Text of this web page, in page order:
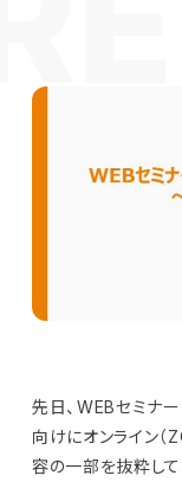
先日、WEBセミナ
向けにオンライン（
容の一部を抜粋して